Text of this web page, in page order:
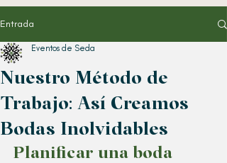
Entrada
Nuestro Método de
Trabajo: Así Creamos
Bodas Inolvidables
Eventos de Seda
Planificar una boda